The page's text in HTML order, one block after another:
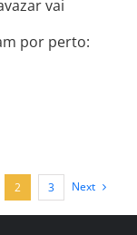
vai
por perto:
2 3 Next